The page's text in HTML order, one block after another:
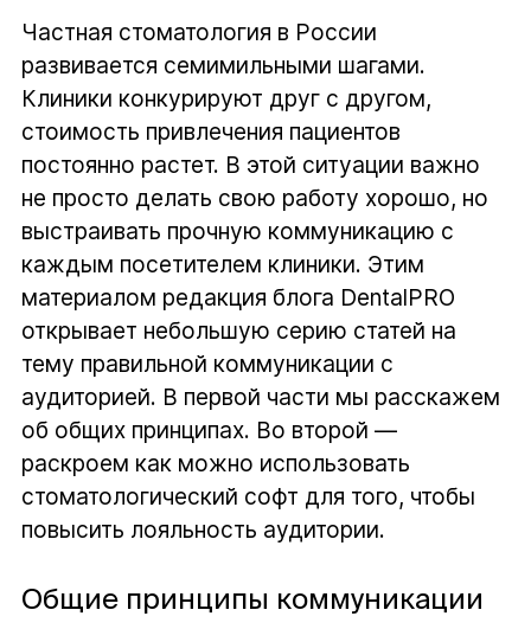
Частная стоматология в России
развивается семимильными шагами.
Клиники конкурируют друг с другом,
стоимость привлечения пациентов
постоянно растет. В этой ситуации важно
не просто делать свою работу хорошо, но
выстраивать прочную коммуникацию с
каждым посетителем клиники. Этим
материалом редакция блога DentalPRO
открывает небольшую серию статей на
тему правильной коммуникации с
аудиторией. В первой части мы расскажем
об общих принципах. Во второй —
раскроем как можно использовать
стоматологический софт для того, чтобы
повысить лояльность аудитории.
Общие принципы коммуникации